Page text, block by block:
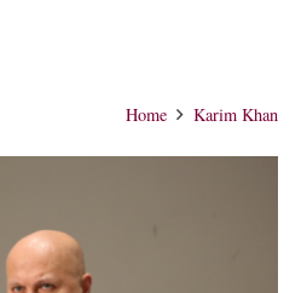
Home Karim Khan